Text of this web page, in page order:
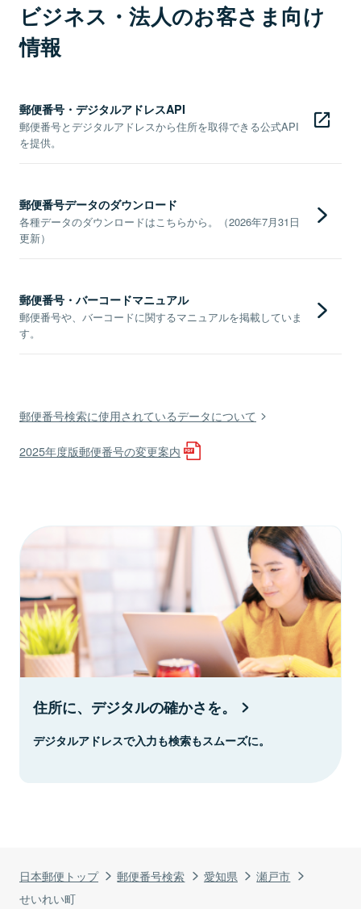
日本郵便トップ 郵便番号検索 愛知県
瀬戸市
せいれい町
ビジネス・法人のお客さま向け
情報
郵便番号・デジタルアドレスAPI
郵便番号とデジタルアドレスから住所を取得できる公式API
を提供。
郵便番号データのダウンロード
各種データのダウンロードはこちらから。（2026年7月31日
更新）
郵便番号・バーコードマニュアル
郵便番号や、バーコードに関するマニュアルを掲載していま
す。
郵便番号検索に使用されているデータについて
2025年度版郵便番号の変更案内
住所に、デジタルの確かさを。
デジタルアドレスで入力も検索もスムーズに。